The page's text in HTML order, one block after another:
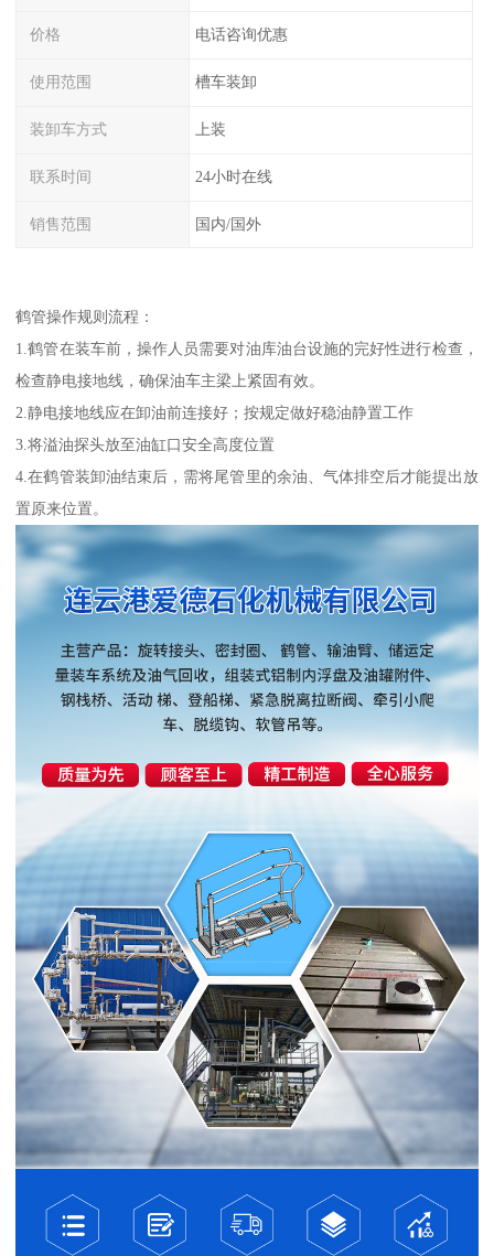
价格 电话咨询优惠
使用范围 槽车装卸
装卸车方式 上装
联系时间 24小时在线
销售范围 国内/国外
鹤管操作规则流程：
1.鹤管在装车前，操作人员需要对油库油台设施的完好性进行检查，
检查静电接地线，确保油车主梁上紧固有效。
2.静电接地线应在卸油前连接好；按规定做好稳油静置工作
3.将溢油探头放至油缸口安全高度位置
4.在鹤管装卸油结束后，需将尾管里的余油、气体排空后才能提出放
置原来位置。